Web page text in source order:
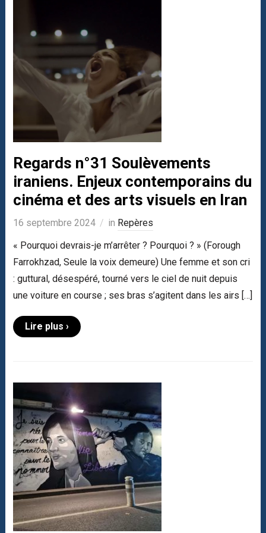
Regards n°31 Soulèvements
iraniens. Enjeux contemporains du
cinéma et des arts visuels en Iran
16 septembre 2024 in Repères
« Pourquoi devrais-je m’arrêter ? Pourquoi ? » (Forough
Farrokhzad, Seule la voix demeure) Une femme et son cri
: guttural, désespéré, tourné vers le ciel de nuit depuis
une voiture en course ; ses bras s’agitent dans les airs […]
Lire plus ›